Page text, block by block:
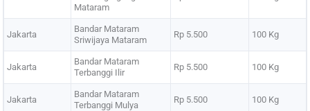
Mataram
Jakarta
Bandar Mataram
Sriwijaya Mataram
Rp 5.500 100 Kg
Jakarta
Bandar Mataram
Terbanggi Ilir
Rp 5.500 100 Kg
Jakarta
Bandar Mataram
Terbanggi Mulya
Rp 5.500 100 Kg